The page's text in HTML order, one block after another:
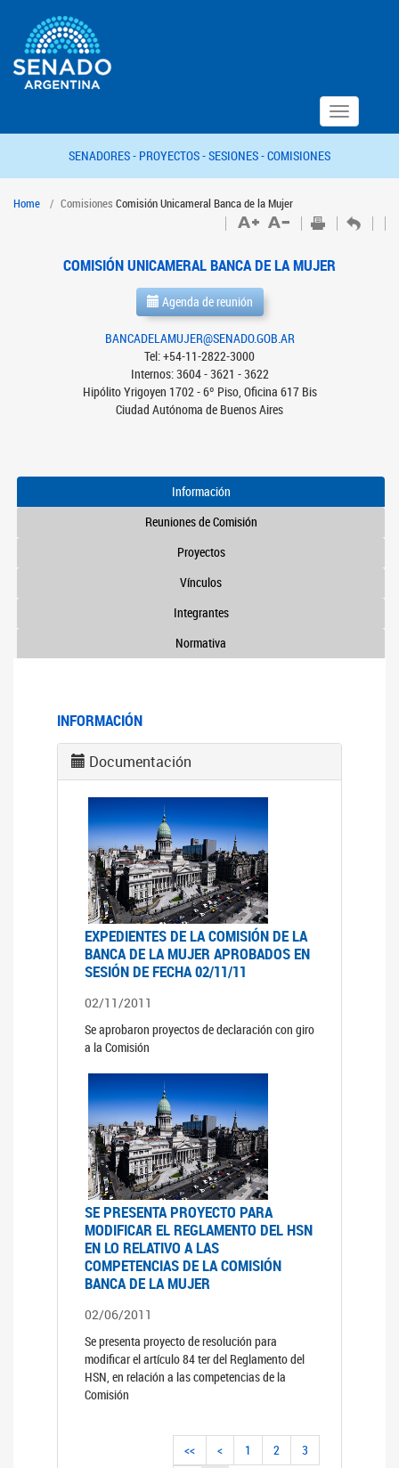
Toggle
navigation
SENADORES - PROYECTOS -SESIONES -COMISIONES
Home Comisiones Comisión Unicameral Banca de la Mujer
COMISIÓN UNICAMERAL BANCA DE LA MUJER
Agenda de reunión
BANCADELAMUJER@SENADO.GOB.AR
Tel: +54-11-2822-3000
Internos: 3604 - 3621 - 3622
Hipólito Yrigoyen 1702 - 6º Piso, Oficina 617 Bis
Ciudad Autónoma de Buenos Aires
Información
Reuniones de Comisión
Proyectos
Vínculos
Integrantes
Normativa
INFORMACIÓN
Documentación
EXPEDIENTES DE LA COMISIÓN DE LA
BANCA DE LA MUJER APROBADOS EN
SESIÓN DE FECHA 02/11/11
02/11/2011
Se aprobaron proyectos de declaración con giro
a la Comisión
SE PRESENTA PROYECTO PARA
MODIFICAR EL REGLAMENTO DEL HSN
EN LO RELATIVO A LAS
COMPETENCIAS DE LA COMISIÓN
BANCA DE LA MUJER
02/06/2011
Se presenta proyecto de resolución para
modificar el artículo 84 ter del Reglamento del
HSN, en relación a las competencias de la
Comisión
<< < 1 2
3